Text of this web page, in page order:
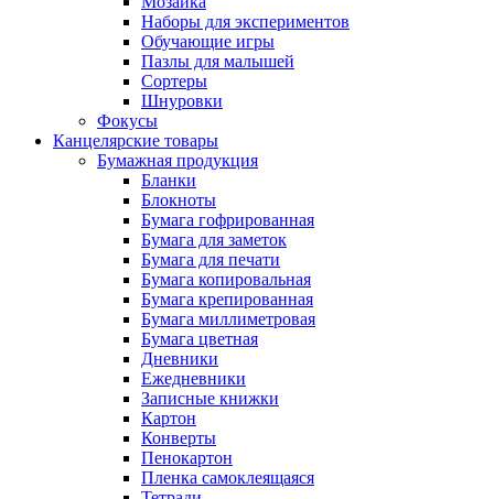
Наборы для экспериментов
Обучающие игры
Пазлы для малышей
Сортеры
Шнуровки
Фокусы
Канцелярские товары
Бумажная продукция
Бланки
Блокноты
Бумага гофрированная
Бумага для заметок
Бумага для печати
Бумага копировальная
Бумага крепированная
Бумага миллиметровая
Бумага цветная
Дневники
Ежедневники
Записные книжки
Картон
Конверты
Пенокартон
Пленка самоклеящаяся